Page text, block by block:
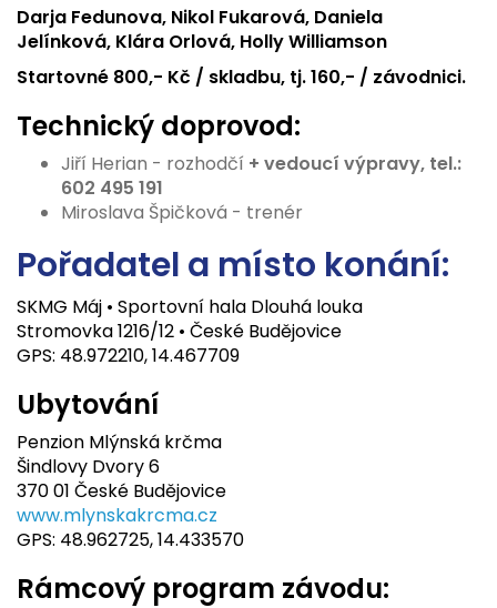
Darja Fedunova, Nikol Fukarová, Daniela
Jelínková, Klára Orlová, Holly Williamson
Startovné 800,- Kč / skladbu, tj. 160,- / závodnici.
Technický doprovod:
Jiří Herian - rozhodčí + vedoucí výpravy, tel.:
602 495 191
Miroslava Špičková - trenér
Pořadatel a místo konání:
SKMG Máj • Sportovní hala Dlouhá louka
Stromovka 1216/12 • České Budějovice
GPS: 48.972210, 14.467709
Ubytování
Penzion Mlýnská krčma
Šindlovy Dvory 6
370 01 České Budějovice
www.mlynskakrcma.cz
GPS: 48.962725, 14.433570
Rámcový program závodu: